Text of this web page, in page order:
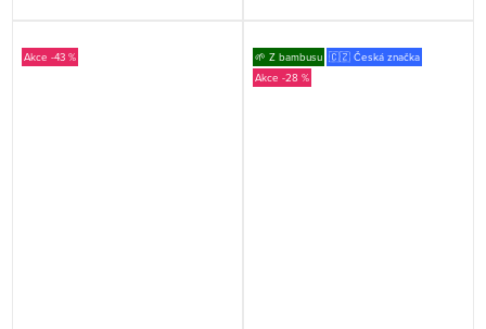
-43 % 🌱 Z bambusu 🇨🇿 Česká značka
-28 %